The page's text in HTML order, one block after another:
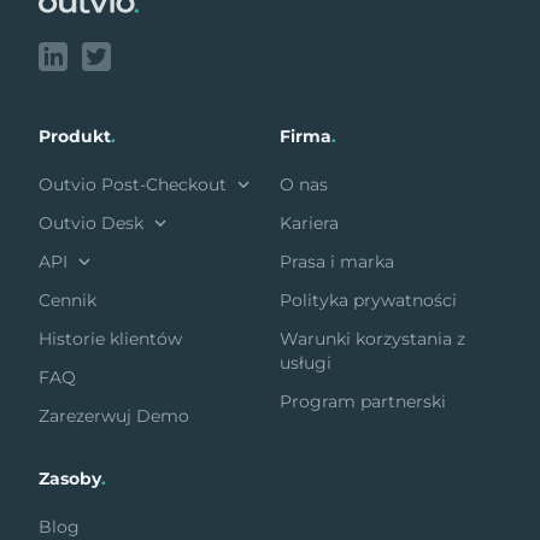
Produkt.
Outvio Post-Checkout
Outvio Desk
API
Cennik
Historie klientów
FAQ
Zarezerwuj Demo
Firma.
O nas
Kariera
Prasa i marka
Polityka prywatności
Warunki korzystania z
usługi
Program partnerski
Zasoby.
Blog